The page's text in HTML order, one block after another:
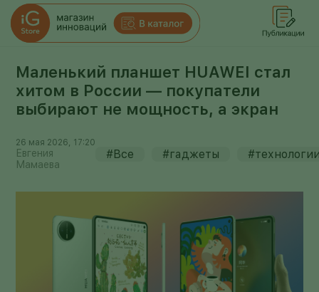
Маленький планшет HUAWEI стал
хитом в России — покупатели
выбирают не мощность, а экран
26 мая 2026, 17:20
Евгения
Мамаева
#Все #гаджеты